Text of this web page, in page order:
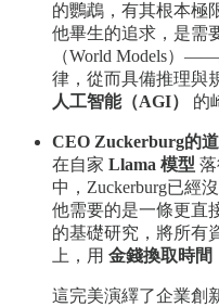
的鸚鵡，有其根本極
他畢生的追求，是需
（World Models）
律，從而具備推理與
人工智能（AGI）
的
CEO Zuckerburg的
在自家 Llama 模型
中，Zuckerburg已經
他需要的是一條更直
的基礎研究，將所有
上，用 金錢換取時間
這完美演繹了企業創